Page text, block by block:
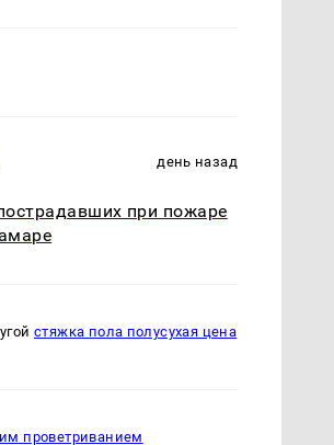
день назад
при пожаре
стяжка пола полусухая цена
проветриванием